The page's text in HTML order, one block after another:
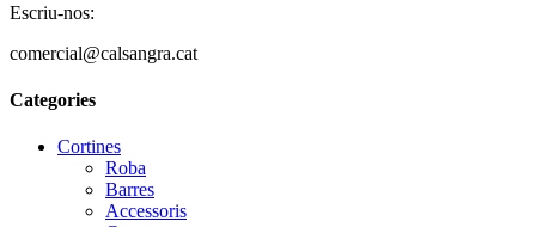
Escriu-nos:
comercial@calsangra.cat
Categories
Cortines
Roba
Barres
Accessoris